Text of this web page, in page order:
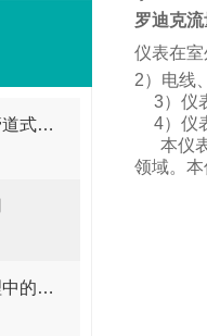
如何正确启动与停止罗迪克管道式流量计？操作要点要牢记
罗迪克机械式流量计在水处理中的应用
罗迪克
仪表在
2）电线
3）仪
4）仪
本仪
领域。 本